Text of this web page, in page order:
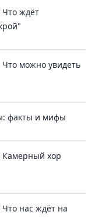
Что ждёт
можно увидеть
факты и мифы
Камерный хор
нас ждёт на